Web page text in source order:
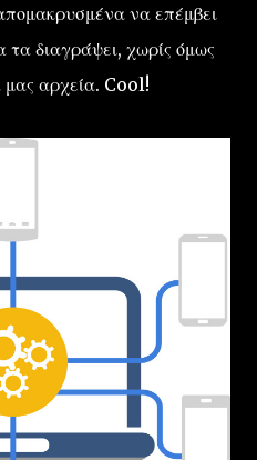
να επέμβει
διαγράψει, χωρίς όμως
αρχεία. Cool!